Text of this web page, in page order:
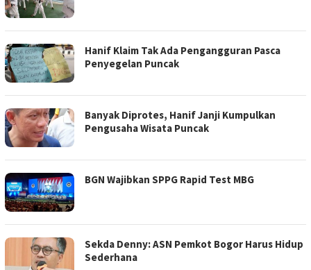
Hanif Klaim Tak Ada Pengangguran Pasca
Penyegelan Puncak
Banyak Diprotes, Hanif Janji Kumpulkan
Pengusaha Wisata Puncak
BGN Wajibkan SPPG Rapid Test MBG
Sekda Denny: ASN Pemkot Bogor Harus Hidup
Sederhana